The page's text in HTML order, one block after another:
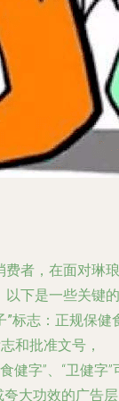
费者，在面对琳琅
以下是一些关键的
”标志 ：正规保健
和批准文号，
健字”、“卫健字”
夸大功效的广告